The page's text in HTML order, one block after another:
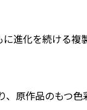
進化を続ける複
原作品のもつ